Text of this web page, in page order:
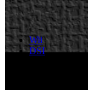
Wii
DSI